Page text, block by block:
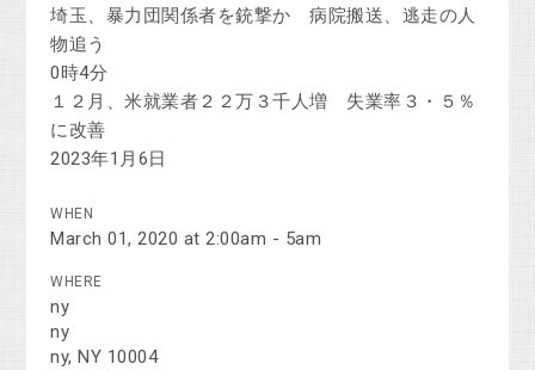
埼玉、暴力団関係者を銃撃か 病院搬送、逃走の人
物追う
0時4分
１２月、米就業者２２万３千人増 失業率３・５％
に改善
2023年1月6日
WHEN
March 01, 2020 at 2:00am - 5am
WHERE
ny
ny
ny, NY 10004